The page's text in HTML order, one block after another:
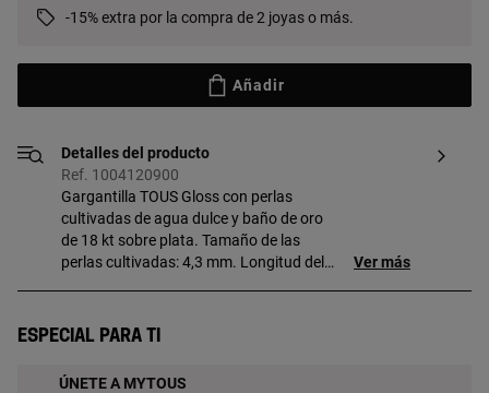
-15% extra por la compra de 2 joyas o más.
Añadir
Detalles del producto
Ref. 1004120900
Gargantilla TOUS Gloss con perlas
cultivadas de agua dulce y baño de oro
de 18 kt sobre plata. Tamaño de las
perlas cultivadas: 4,3 mm. Longitud del
con baño de oro de 18 a 23 kt y 3 micras
mayor durabilidad de la joya.
Ver más
Especial para ti
ÚNETE A MYTOUS